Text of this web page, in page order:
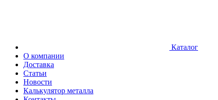
Каталог
О компании
Доставка
Статьи
Новости
Калькулятор металла